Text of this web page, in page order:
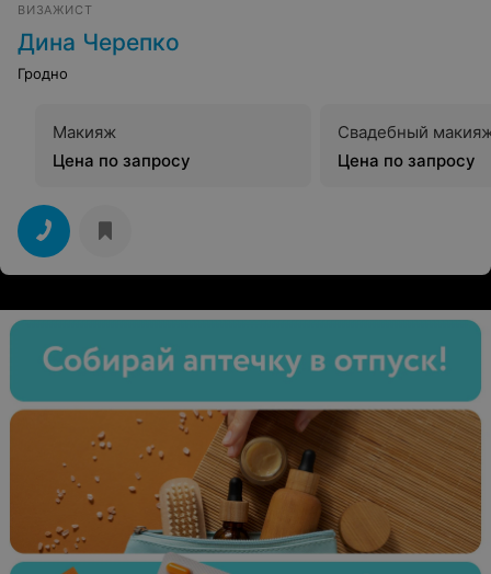
ВИЗАЖИСТ
Дина Черепко
Гродно
Макияж
Цена по запросу
Свадебный
Цена по запросу